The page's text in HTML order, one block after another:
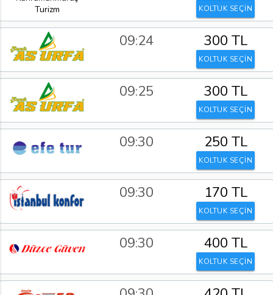
KOLTUK SEÇİN
09:24 300 TL
KOLTUK SEÇİN
09:25 300 TL
KOLTUK SEÇİN
09:30 250 TL
KOLTUK SEÇİN
09:30 170 TL
KOLTUK SEÇİN
09:30 400 TL
KOLTUK SEÇİN